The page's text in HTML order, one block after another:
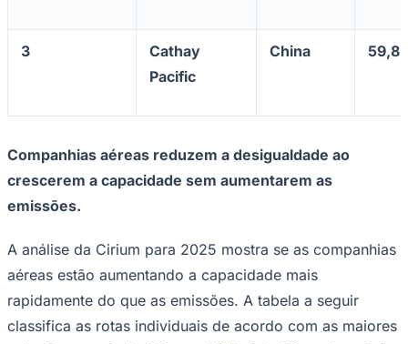
3
Cathay
Pacific
China 59,8
Companhias aéreas reduzem a desigualdade ao
crescerem a capacidade sem aumentarem as
emissões.
A análise da Cirium para 2025 mostra se as companhias
aéreas estão aumentando a capacidade mais
rapidamente do que as emissões. A tabela a seguir
classifica as rotas individuais de acordo com as maiores